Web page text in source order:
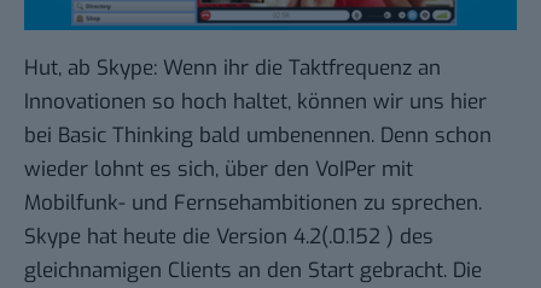
Hut, ab Skype: Wenn ihr die Taktfrequenz an
Innovationen so hoch haltet, können wir uns hier
bei Basic Thinking bald umbenennen. Denn schon
wieder lohnt es sich, über den VoIPer mit
Mobilfunk- und Fernsehambitionen zu sprechen.
Skype hat heute die Version 4.2(.0.152 ) des
gleichnamigen Clients an den Start gebracht. Die